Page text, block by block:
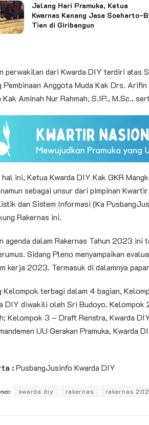
Jelang Hari Pramuka, Ketua
Kwarnas Kenang Jasa Soeharto-
Tien di Giribangun
perwakilan dari Kwarda DIY terdiri atas
Pembinaan Anggota Muda Kak Drs.
Kak Aminah Nur Rahmah, S.IP., M.Sc.,
ini, Ketua Kwarda DIY Kak GKR
sebagai unsur dari pimpinan
dan Sistem Informasi (Ka
Rakernas ini.
agenda dalam Rakernas Tahun 2023 ini
Sidang Pleno menyampaikan
kerja 2023. Termasuk di dalamnya
Kelompok terbagi dalam 4 bagian,
DIY diwakili oleh Sri Budoyo.
Kelompok 3 – Draft Renstra, Kwarda
UU Gerakan Pramuka, Kwarda
:PusbangJusinfo Kwarda DIY
kwarda diy rakernas rakernas